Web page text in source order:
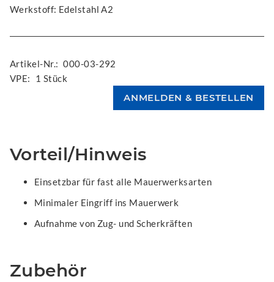
Werkstoff: Edelstahl A2
Artikel-Nr.: 000-03-292
VPE:
1 Stück
Vorteil/Hinweis
Einsetzbar für fast alle Mauerwerksarten
Minimaler Eingriff ins Mauerwerk
Aufnahme von Zug- und Scherkräften
Zubehör